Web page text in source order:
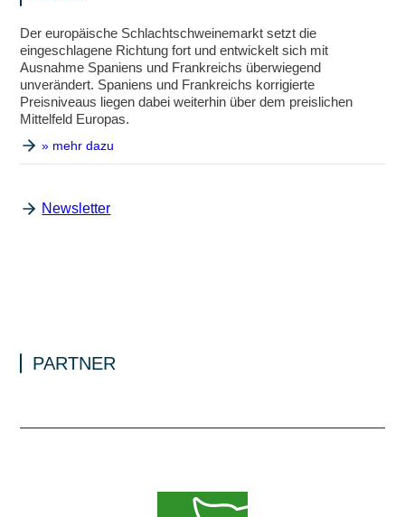
Der europäische Schlachtschweinemarkt setzt die
eingeschlagene Richtung fort und entwickelt sich mit
Ausnahme Spaniens und Frankreichs überwiegend
unverändert. Spaniens und Frankreichs korrigierte
Preisniveaus liegen dabei weiterhin über dem preislichen
Mittelfeld Europas.
» mehr dazu
Newsletter
PARTNER